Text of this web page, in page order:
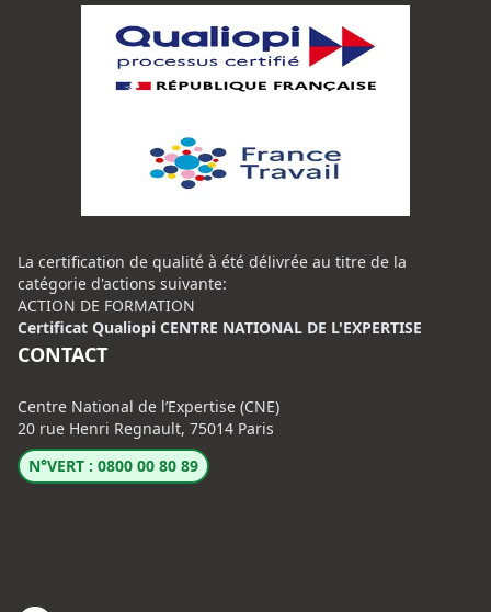
La certification de qualité à été délivrée au titre de la
catégorie d'actions suivante:
ACTION DE FORMATION
Certificat Qualiopi CENTRE NATIONAL DE L'EXPERTISE
CONTACT
Centre National de l’Expertise (CNE)
20 rue Henri Regnault, 75014 Paris
N°VERT : 0800 00 80 89